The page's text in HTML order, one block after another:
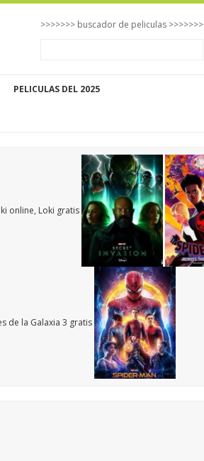
>>>>>>> buscador de peliculas >>>>>>>
PELICULAS DEL 2025